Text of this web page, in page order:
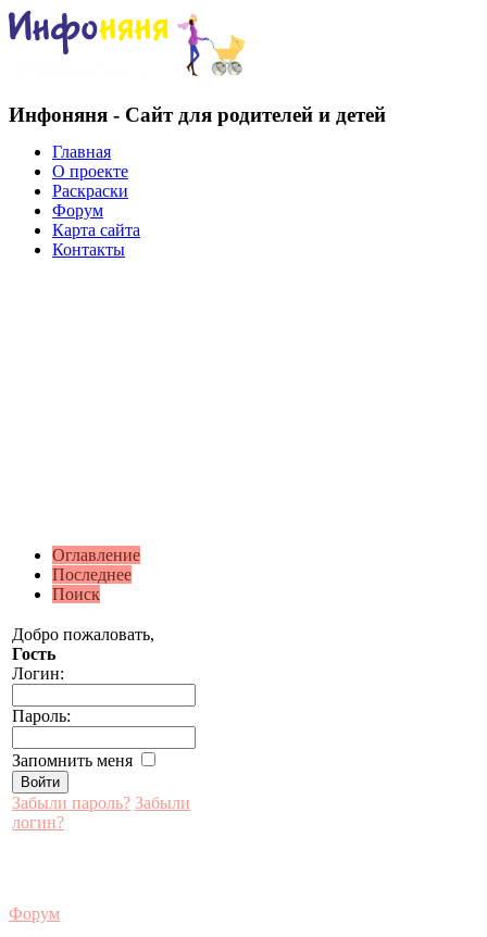
Инфоняня - Сайт для родителей и детей
Главная
О проекте
Раскраски
Форум
Карта сайта
Контакты
Оглавление
Последнее
Поиск
Добро пожаловать,
Гость
Логин:
Пароль:
Запомнить меня
Забыли пароль? Забыли
логин?
Форум